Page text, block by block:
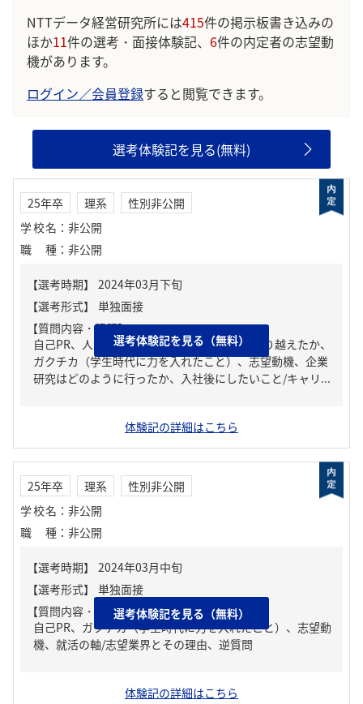
NTTデータ経営研究所には415件の掲示板書き込みの
ほか11件の選考・面接体験記、 6件の内定者の志望動
機があります。
ログイン／会員登録すると閲覧できます。
選考体験記を見る(無料)
25年卒 理系
性別非公開
学校名 ： 非公開
職種 ： 非公開
【質問内容・課題】
自己PR、人生の中で大きな挫折経験。どう乗り越えたか、
ガクチカ（学生時代に力を入れたこと）、志望動機、企業
研究はどのように行ったか、入社後にしたいこと/キャリ...
選考体験記を見る（無料）
体験記の詳細はこちら
25年卒 理系
性別非公開
学校名 ： 非公開
職種 ： 非公開
【質問内容・課題】
自己PR、ガクチカ（学生時代に力を入れたこと）、志望動
機、就活の軸/志望業界とその理由、逆質問
選考体験記を見る（無料）
体験記の詳細はこちら